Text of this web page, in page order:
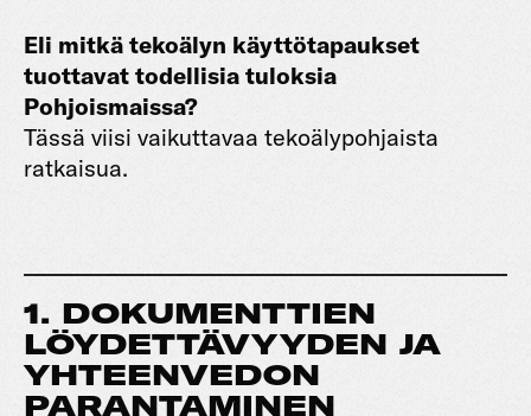
Eli mitkä tekoälyn käyttötapaukset
tuottavat todellisia tuloksia
Pohjoismaissa?
Tässä viisi vaikuttavaa tekoälypohjaista
ratkaisua.
1. DOKUMENTTIEN
LÖYDETTÄVYYDEN JA
YHTEENVEDON
PARANTAMINEN